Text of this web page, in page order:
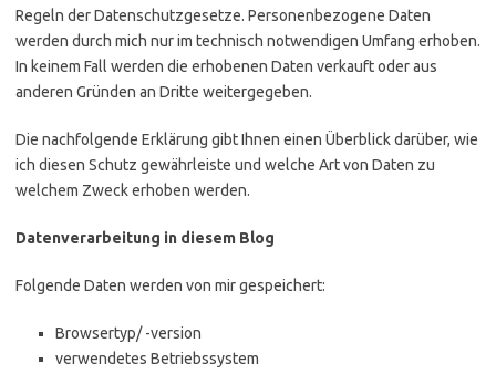
Regeln der Datenschutzgesetze. Personenbezogene Daten
werden durch mich nur im technisch notwendigen Umfang erhoben.
In keinem Fall werden die erhobenen Daten verkauft oder aus
anderen Gründen an Dritte weitergegeben.
Die nachfolgende Erklärung gibt Ihnen einen Überblick darüber, wie
ich diesen Schutz gewährleiste und welche Art von Daten zu
welchem Zweck erhoben werden.
Datenverarbeitung in diesem Blog
Folgende Daten werden von mir gespeichert:
Browsertyp/ -version
verwendetes Betriebssystem